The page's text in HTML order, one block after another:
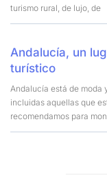
turismo rural, de lujo, de
Andalucía, un
turístico
Andalucía está de moda
incluidas aquellas que
recomendamos para